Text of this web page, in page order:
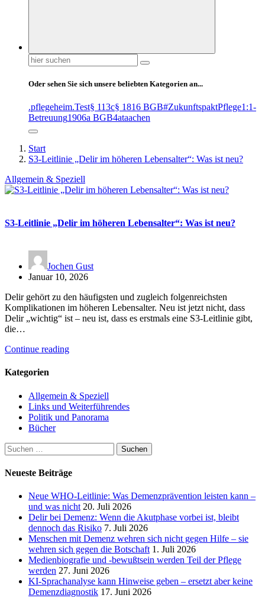
Suchen
nach:
Oder sehen Sie sich unsere beliebten Kategorien an...
.pflegeheim.Test§ 113c§ 1816 BGB#ZukunftspaktPflege1:1-
Betreuung1906a BGB4ataachen
Start
S3-Leitlinie „Delir im höheren Lebensalter“: Was ist neu?
Allgemein & Speziell
S3-Leitlinie „Delir im höheren Lebensalter“: Was ist neu?
Jochen Gust
Januar 10, 2026
Delir gehört zu den häufigsten und zugleich folgenreichsten
Komplikationen im höheren Lebensalter. Neu ist jetzt nicht, dass
Delir „wichtig“ ist – neu ist, dass es erstmals eine S3-Leitlinie gibt,
die…
Continue reading
Kategorien
Allgemein & Speziell
Links und Weiterführendes
Politik und Panorama
Bücher
Suchen
nach:
Neueste Beiträge
Neue WHO-Leitlinie: Was Demenzprävention leisten kann –
und was nicht 20. Juli 2026
Delir bei Demenz: Wenn die Akutphase vorbei ist, bleibt
dennoch das Risiko 7. Juli 2026
Menschen mit Demenz wehren sich nicht gegen Hilfe – sie
wehren sich gegen die Botschaft 1. Juli 2026
Medienbiografie und -bewußtsein werden Teil der Pflege
werden 27. Juni 2026
KI-Sprachanalyse kann Hinweise geben – ersetzt aber keine
Demenzdiagnostik 17. Juni 2026